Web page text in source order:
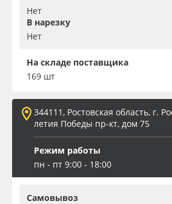
Нет
В нарезку
Нет
На складе поставщика
169 шт
344111, Ростовская область, г.
летия Победы пр-кт, дом 75
Режим работы
пн - пт 9:00 - 18:00
Самовывоз